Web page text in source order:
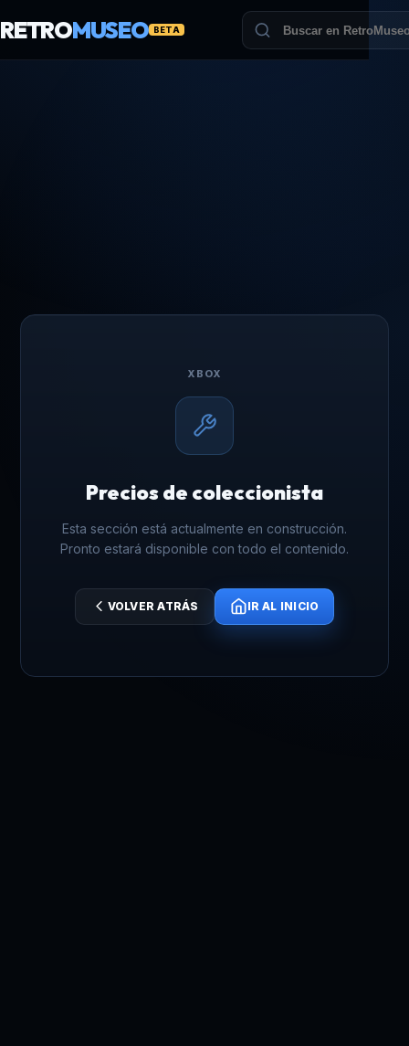
RETROMUSEO BETA
XBOX
Precios de coleccionista
Esta sección está actualmente en construcción.
Pronto estará disponible con todo el contenido.
VOLVER ATRÁS IR AL INICIO